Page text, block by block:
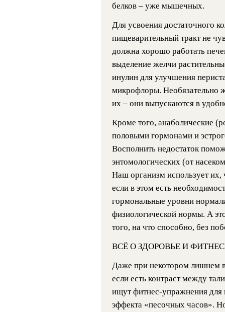
белков – уже мышечных.
Для усвоения достаточного
пищеварительный тракт не
должна хорошо работать
выделение желчи
инулин для улучшения
микрофлоры. Необязательно
их – они выпускаются в
Кроме того, анаболические
половыми гормонами и
Восполнить недостаток
энтомологических (от
Наш организм использует их,
если в этом есть
гормональные уровни
физиологической нормы. А
того, на что способно, без
ВСЁ О ЗДОРОВЬЕ И
Даже при некотором лишнем
если есть контраст между
ищут фитнес-упражнения для
эффекта «песочных часов».